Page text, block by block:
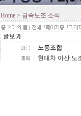
Home > 금속노조 소식
78 4 1
노동조합
현대차 아산 노